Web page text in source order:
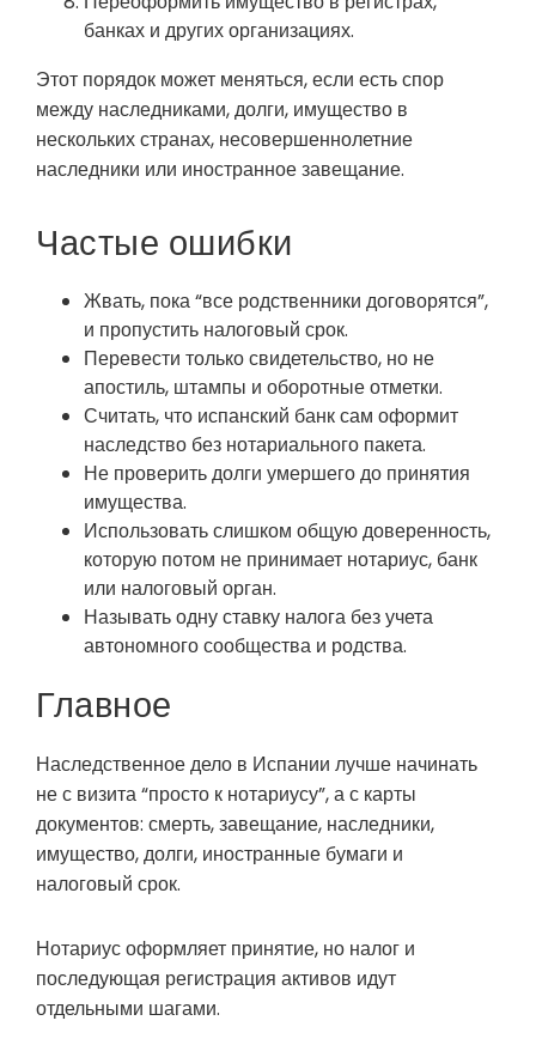
банках и других организациях.
Этот порядок может меняться, если есть спор
между наследниками, долги, имущество в
нескольких странах, несовершеннолетние
наследники или иностранное завещание.
Частые ошибки
Жвать, пока “все родственники договорятся”,
и пропустить налоговый срок.
Перевести только свидетельство, но не
апостиль, штампы и оборотные отметки.
Считать, что испанский банк сам оформит
наследство без нотариального пакета.
Не проверить долги умершего до принятия
имущества.
Использовать слишком общую доверенность,
которую потом не принимает нотариус, банк
или налоговый орган.
Называть одну ставку налога без учета
автономного сообщества и родства.
Главное
Наследственное дело в Испании лучше начинать
не с визита “просто к нотариусу”, а с карты
документов: смерть, завещание, наследники,
имущество, долги, иностранные бумаги и
налоговый срок.
Нотариус оформляет принятие, но налог и
последующая регистрация активов идут
отдельными шагами.